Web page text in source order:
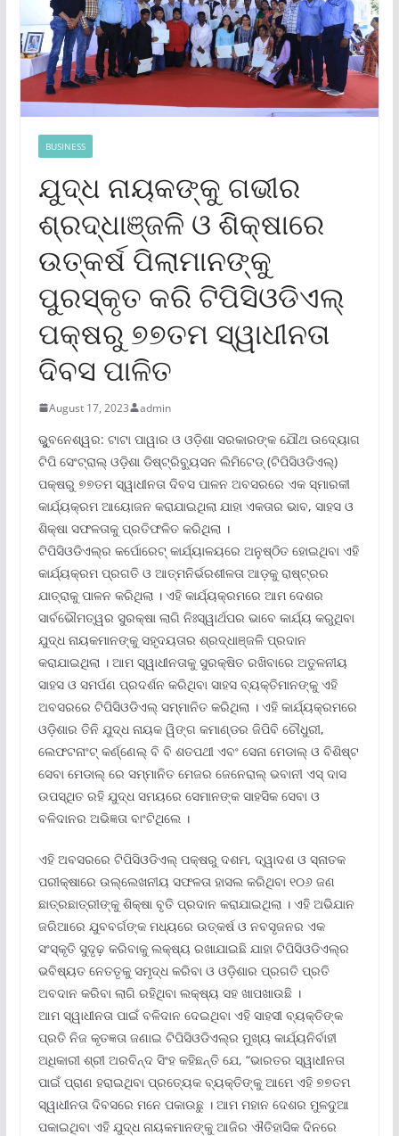
BUSINESS
ଯୁଦ୍ଧ ନାୟକଙ୍କୁ ଗଭୀର
ଶ୍ରଦ୍ଧାଞ୍ଜଳି ଓ ଶିକ୍ଷାରେ
ଉତ୍କର୍ଷ ପିଲାମାନଙ୍କୁ
ପୁରସ୍କୃତ କରି ଟିପିସିଓଡିଏଲ୍
ପକ୍ଷରୁ ୭୭ତମ ସ୍ୱାଧୀନତା
ଦିବସ ପାଳିତ
August 17, 2023 admin
ଭୁୁବନେଶ୍ୱର: ଟାଟା ପାୱାର ଓ ଓଡ଼ିଶା ସରକାରଙ୍କ ଯୌଥ ଉଦ୍ୟୋଗ
ଟିପି ସେଂଟ୍ରାଲ୍ ଓଡ଼ିଶା ଡିଷ୍ଟ୍ରିବୁ୍ୟସନ ଲିମିଟେଡ୍ (ଟିପିସିଓଡିଏଲ୍)
ପକ୍ଷରୁ ୭୭ତମ ସ୍ୱାଧୀନତା ଦିବସ ପାଳନ ଅବସରରେ ଏକ ସ୍ମାରକୀ
କାର୍ଯ୍ୟକ୍ରମ ଆୟୋଜନ କରାଯାଇଥିଲା ଯାହା ଏକତାର ଭାବ, ସାହସ ଓ
ଶିକ୍ଷା ସଫଳତାକୁ ପ୍ରତିଫଳିତ କରିଥିଲା ।
ଟିପିସିଓଡିଏଲ୍ର କର୍ପୋରେଟ୍ କାର୍ଯ୍ୟାଳୟରେ ଅନୁଷ୍ଠିତ ହୋଇଥିବା ଏହି
କାର୍ଯ୍ୟକ୍ରମ ପ୍ରଗତି ଓ ଆତ୍ମନିର୍ଭରଶୀଳତା ଆଡ଼କୁ ରାଷ୍ଟ୍ରର
ଯାତ୍ରାକୁ ପାଳନ କରିଥିଲା । ଏହି କାର୍ଯ୍ୟକ୍ରମରେ ଆମ ଦେଶର
ସାର୍ବଭୌମତ୍ୱର ସୁରକ୍ଷା ଲାଗି ନିଃସ୍ୱାର୍ଥପର ଭାବେ କାର୍ଯ୍ୟ କରୁଥିବା
ଯୁଦ୍ଧ ନାୟକମାନଙ୍କୁ ସହୃଦୟତାର ଶ୍ରଦ୍ଧାଞ୍ଜଳି ପ୍ରଦାନ
କରାଯାଇଥିଲା । ଆମ ସ୍ୱାଧୀନତାକୁ ସୁରକ୍ଷିତ ରଖିବାରେ ଅତୁଳନୀୟ
ସାହସ ଓ ସମର୍ପଣ ପ୍ରଦର୍ଶନ କରିଥିବା ସାହସ ବ୍ୟକ୍ତିମାନଙ୍କୁ ଏହି
ଅବସରରେ ଟିପିସିଓଡିଏଲ୍ ସମ୍ମାନିତ କରିଥିଲା । ଏହି କାର୍ଯ୍ୟକ୍ରମରେ
ଓଡ଼ିଶାର ତିନି ଯୁଦ୍ଧ ନାୟକ ୱିଙ୍ଗ କମାଣ୍ଡର ଜିପିବି ଚୌଧୁରୀ,
ଲେଫଟନାଂଟ୍ କର୍ଣ୍ଣେଲ୍ ବି ବି ଶତପଥୀ ଏବଂ ସେନା ମେଡାଲ୍ ଓ ବିଶିଷ୍ଟ
ସେବା ମେଡାଲ୍ ରେ ସମ୍ମାନିତ ମେଜର ଜେନେରାଲ୍ ଭବାନୀ ଏସ୍ ଦାସ
ଉପସ୍ଥିତ ରହି ଯୁଦ୍ଧ ସମୟରେ ସେମାନଙ୍କ ସାହସିକ ସେବା ଓ
ବଳିଦାନର ଅଭିଜ୍ଞତା ବାଂଟିଥିଲେ ।
ଏହି ଅବସରରେ ଟିପିସିଓଡିଏଲ୍ ପକ୍ଷରୁ ଦଶମ, ଦ୍ୱାଦଶ ଓ ସ୍ନାତକ
ପରୀକ୍ଷାରେ ଉଲ୍ଲେଖନୀୟ ସଫଳତା ହାସଲ କରିଥିବା ୧୦୬ ଜଣ
ଛାତ୍ରଛାତ୍ରୀଙ୍କୁ ଶିକ୍ଷା ବୃତି ପ୍ରଦାନ କରାଯାଇଥିଲା । ଏହି ଅଭିଯାନ
ଜରିଆରେ ଯୁବବର୍ଗଙ୍କ ମଧ୍ୟରେ ଉତ୍କର୍ଷ ଓ ନବସୃଜନର ଏକ
ସଂସ୍କୃତି ସୁଦୃଢ଼ କରିବାକୁ ଲକ୍ଷ୍ୟ ରଖାଯାଇଛି ଯାହା ଟିପିସିଓଡିଏଲ୍‌ର
ଭବିଷ୍ୟତ ନେତତୃକୁ ସମୃଦ୍ଧ କରିବା ଓ ଓଡ଼ିଶାର ପ୍ରଗତି ପ୍ରତି
ଅବଦାନ କରିବା ଲାଗି ରହିଥିବା ଲକ୍ଷ୍ୟ ସହ ଖାପଖାଉଛି ।
ଆମ ସ୍ୱାଧୀନତା ପାଇଁ ବଳିଦାନ ଦେଇଥିବା ଏହି ସାହସୀ ବ୍ୟକ୍ତିଙ୍କ
ପ୍ରତି ନିଜ କୃତଜ୍ଞତା ଜଣାଇ ଟିପିସିଓଡିଏଲ୍‌ର ମୁଖ୍ୟ କାର୍ଯ୍ୟନିର୍ବାହୀ
ଅଧିକାରୀ ଶ୍ରୀ ଅରବିନ୍ଦ ସିଂହ କହିଛନ୍ତି ଯେ, “ଭାରତର ସ୍ୱାଧୀନତା
ପାଇଁ ପ୍ରାଣ ହରାଇଥିବା ପ୍ରତ୍ୟେକ ବ୍ୟକ୍ତିଙ୍କୁ ଆମେ ଏହି ୭୭ତମ
ସ୍ୱାଧୀନତା ଦିବସରେ ମନେ ପକାଉଛୁ । ଆମ ମହାନ ଦେଶର ମୁଳଦୁଆ
ପକାଇଥିବା ଏହି ଯୁଦ୍ଧ ନାୟକମାନଙ୍କୁ ଆଜିର ଐତିହାସିକ ଦିନରେ